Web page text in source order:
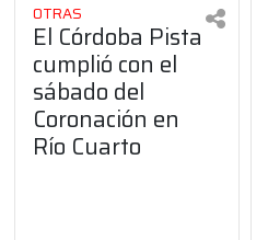
OTRAS
El Córdoba Pista
cumplió con el
sábado del
Coronación en
Río Cuarto